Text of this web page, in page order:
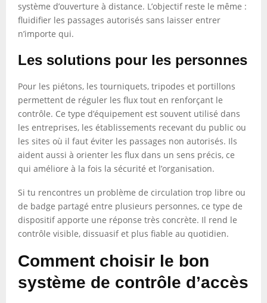
système d’ouverture à distance. L’objectif reste le même :
fluidifier les passages autorisés sans laisser entrer
n’importe qui.
Les solutions pour les personnes
Pour les piétons, les tourniquets, tripodes et portillons
permettent de réguler les flux tout en renforçant le
contrôle. Ce type d’équipement est souvent utilisé dans
les entreprises, les établissements recevant du public ou
les sites où il faut éviter les passages non autorisés. Ils
aident aussi à orienter les flux dans un sens précis, ce
qui améliore à la fois la sécurité et l’organisation.
Si tu rencontres un problème de circulation trop libre ou
de badge partagé entre plusieurs personnes, ce type de
dispositif apporte une réponse très concrète. Il rend le
contrôle visible, dissuasif et plus fiable au quotidien.
Comment choisir le bon
système de contrôle d’accès